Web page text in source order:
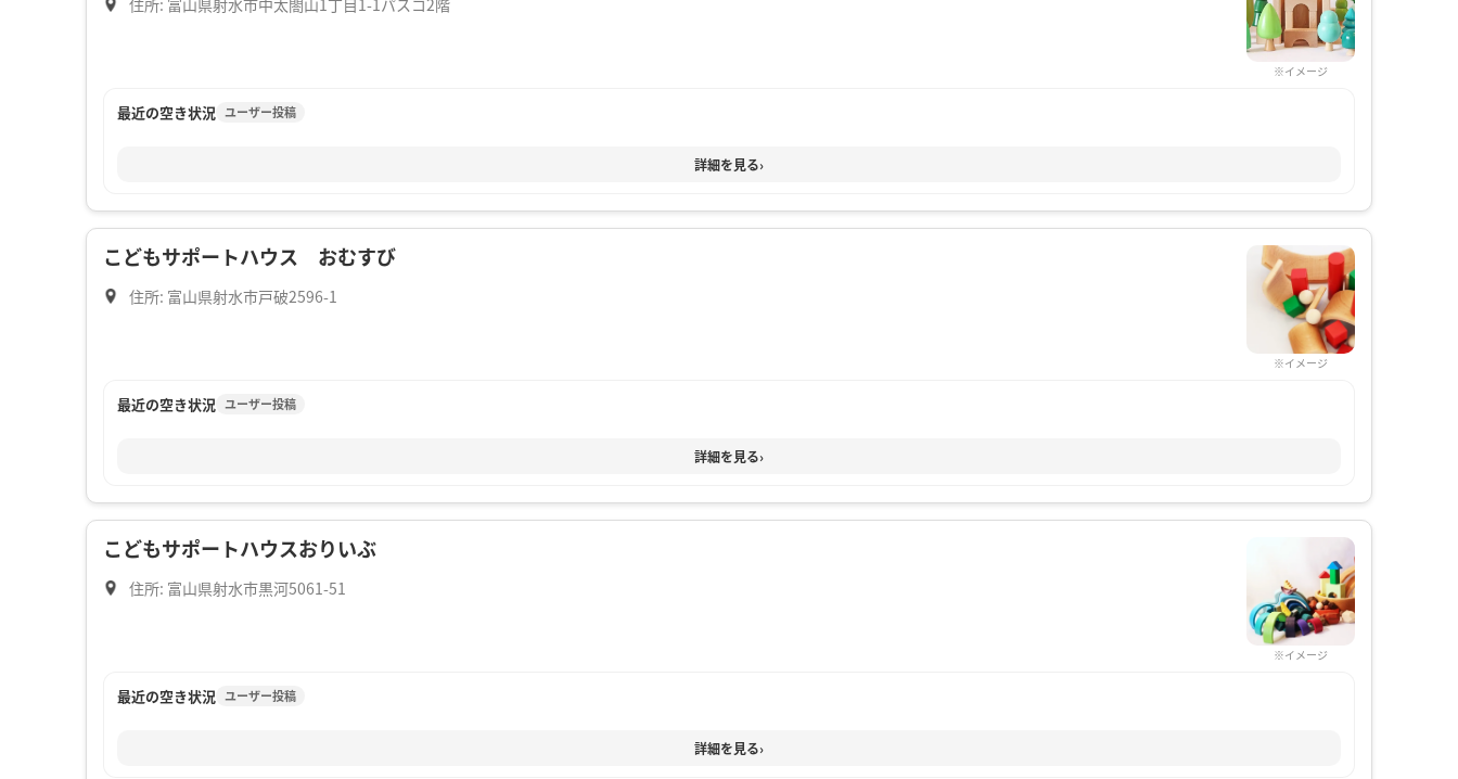
※イメージ
最近の空き状況 ユーザー投稿
詳細を見る›
こどもサポートハウス おむすび
住所: 富山県射水市戸破2596-1
※イメージ
最近の空き状況 ユーザー投稿
詳細を見る›
こどもサポートハウスおりいぶ
住所: 富山県射水市黒河5061-51
※イメージ
最近の空き状況 ユーザー投稿
詳細を見る›